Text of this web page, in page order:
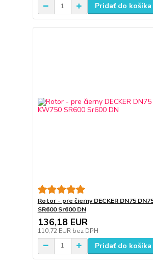
Pridať do košíka
Rotor - pre čierny DECKER DN75
SR600 Sr600 DN
136,18 EUR
110,72 EUR bez DPH
Pridať do košíka